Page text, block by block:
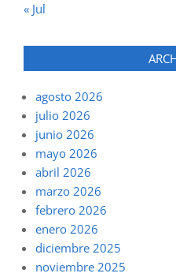
« Jul
agosto 2026
julio 2026
junio 2026
mayo 2026
abril 2026
marzo 2026
febrero 2026
enero 2026
diciembre 2025
noviembre 2025